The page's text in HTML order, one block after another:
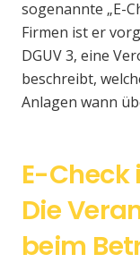
sogenannte „E-
Firmen ist er
DGUV 3, eine
beschreibt,
Anlagen wann
E-
Die
beim